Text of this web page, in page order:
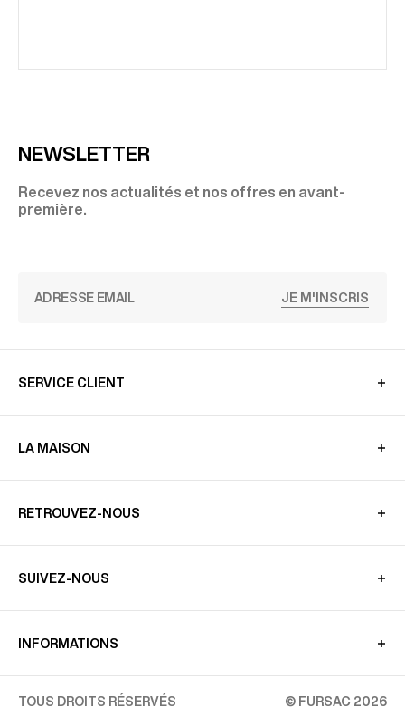
NEWSLETTER
Recevez nos actualités et nos offres en avant-
première.
JE M'INSCRIS
SERVICE CLIENT
LA MAISON
RETROUVEZ-NOUS
SUIVEZ-NOUS
INFORMATIONS
TOUS DROITS RÉSERVÉS © FURSAC 2026